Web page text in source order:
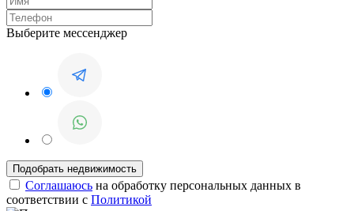
Выберите мессенджер
Соглашаюсь на обработку персональных данных в
соответствии с Политикой